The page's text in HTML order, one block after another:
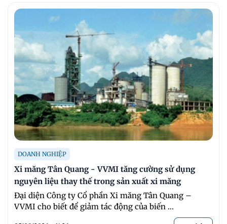
DOANH NGHIỆP
Xi măng Tân Quang - VVMI tăng cường sử dụng
nguyên liệu thay thế trong sản xuất xi măng
Đại diện Công ty Cổ phần Xi măng Tân Quang –
VVMI cho biết để giảm tác động của biến ...